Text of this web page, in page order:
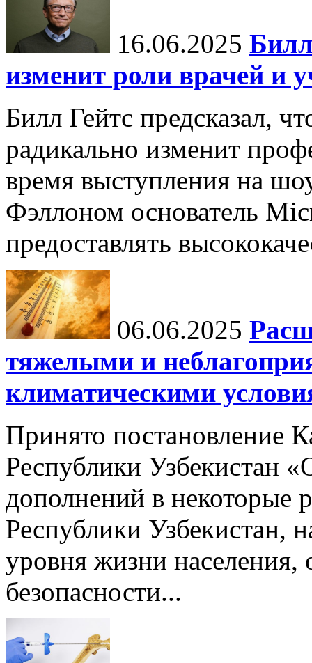
16.06.2025
изменит роли врачей и
Билл Гейтс предсказал,
радикально изменит
время выступления на
Фэллоном основатель
предоставлять
06.06.2025
тяжелыми и
климатическими
Принято постановление
Республики Узбекистан
дополнений в некоторые
Республики Узбекистан,
уровня жизни населения,
безопасности...